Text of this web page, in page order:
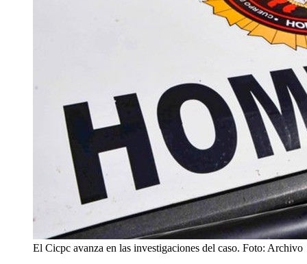
El Cicpc avanza en las investigaciones del caso. Foto: Archivo